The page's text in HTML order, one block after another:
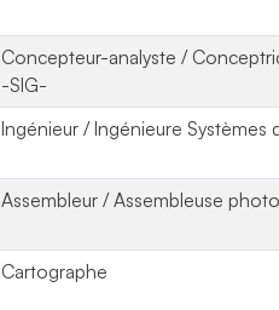
Concepteur-analyste /
-SIG-
Ingénieur / Ingénieure
Assembleur / Assembleuse
Cartographe